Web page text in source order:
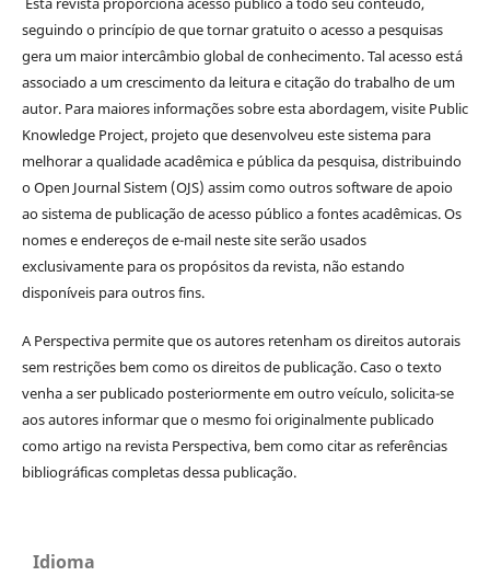
seguindo o princípio de que tornar gratuito o acesso a pesquisas
gera um maior intercâmbio global de conhecimento. Tal acesso está
associado a um crescimento da leitura e citação do trabalho de um
autor. Para maiores informações sobre esta abordagem, visite Public
Knowledge Project, projeto que desenvolveu este sistema para
melhorar a qualidade acadêmica e pública da pesquisa, distribuindo
o Open Journal Sistem (OJS) assim como outros software de apoio
ao sistema de publicação de acesso público a fontes acadêmicas. Os
nomes e endereços de e-mail neste site serão usados
exclusivamente para os propósitos da revista, não estando
disponíveis para outros fins.
A Perspectiva permite que os autores retenham os direitos autorais
sem restrições bem como os direitos de publicação. Caso o texto
venha a ser publicado posteriormente em outro veículo, solicita-se
aos autores informar que o mesmo foi originalmente publicado
como artigo na revista Perspectiva, bem como citar as referências
bibliográficas completas dessa publicação.
Idioma